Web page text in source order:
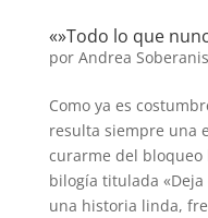
«»Todo lo que
por Andrea Soberanis
Como ya es
resulta siempre una
curarme del bloqueo
bilogía titulada
una historia linda,